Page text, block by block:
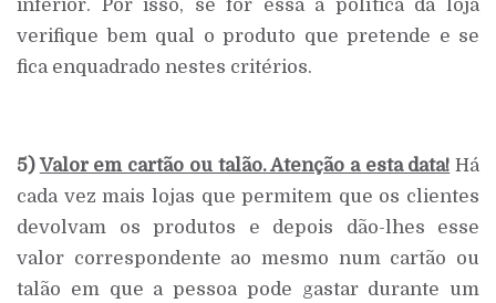
inferior. Por isso, se for essa a política da loja
verifique bem qual o produto que pretende e se
fica enquadrado nestes critérios.
5) Valor em cartão ou talão. Atenção a esta data! Há
cada vez mais lojas que permitem que os clientes
devolvam os produtos e depois dão-lhes esse
valor correspondente ao mesmo num cartão ou
talão em que a pessoa pode gastar durante um